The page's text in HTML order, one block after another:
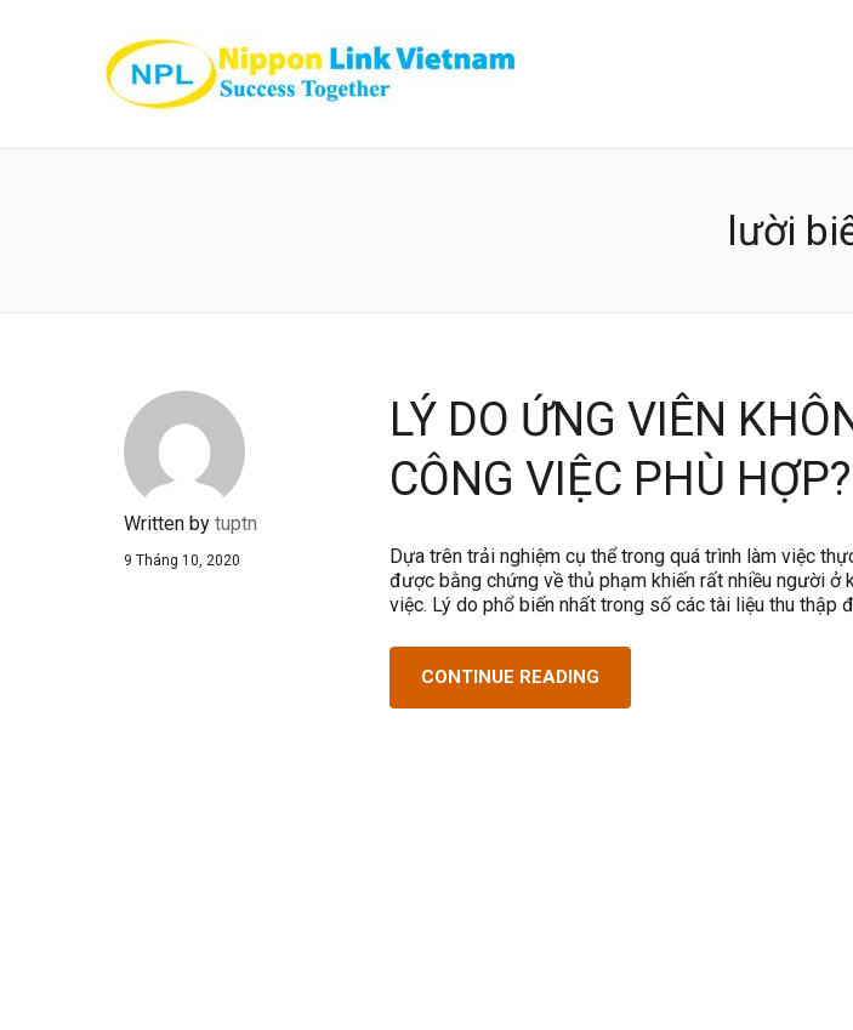
lười
Written by tuptn
9 Tháng 10, 2020
LÝ DO ỨNG VIÊN
CÔNG VIỆC PHÙ HỢP?
Dựa trên trải nghiệm cụ thể trong quá trình làm việc
được bằng chứng về thủ phạm khiến rất nhiều người
việc. Lý do phổ biến nhất trong số các tài liệu thu thập
CONTINUE READING